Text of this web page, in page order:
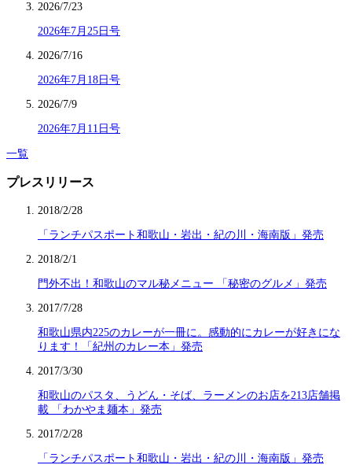
2026/7/23
2026年7月25日号
2026/7/16
2026年7月18日号
2026/7/9
2026年7月11日号
一覧
プレスリリース
2018/2/28
「ランチパスポート和歌山・岩出・紀の川・海南版」発売
2018/2/1
門外不出！和歌山のマル秘メニュー 「秘密のグルメ」発売
2017/7/28
和歌山県内225のカレーが一冊に。感動的にカレーが好きにな
ります！「紀州のカレー本」発売
2017/3/30
和歌山のパスタ、うどん・そば、ラーメンのお店を213店舗掲
載 「わかやま麺本」発売
2017/2/28
「ランチパスポート和歌山・岩出・紀の川・海南版」発売